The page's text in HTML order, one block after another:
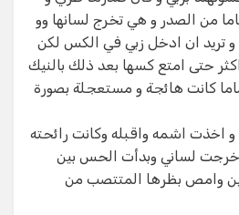
من الصدر و هي تخرج لسانها وو
تريد ان ادخل زبي في الكس لكن
حتى امتع كسها بعد ذلك بالنيك
كانت هائجة و مستعجلة بصورة
اخذت اشمه واقبله وكانت رائحته
لساني وبدأت الحس بين
وامص بظرها المتتصب من